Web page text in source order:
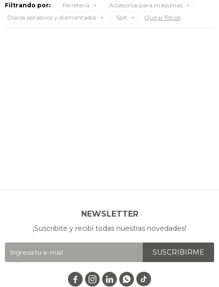
Filtrando por: Ferretería
Accesorios para máquinas
Discos abrasivos y diamantados
Spit Quitar filtros
NEWSLETTER
¡Suscribite y recibí todas nuestras novedades!
SUSCRIBIRME
   